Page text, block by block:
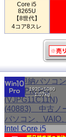
Core i5
8265U
【8世代】
4コア8スレ
1920×1080
1.07kg